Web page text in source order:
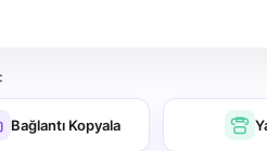
Bağlantı Kopyala